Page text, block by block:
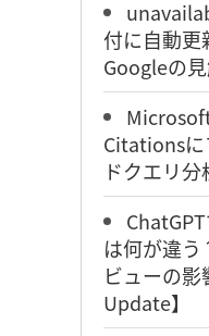
付に自動更
Googleの
Citationsに
ドクエリ
は何が違う
ビューの
Update】